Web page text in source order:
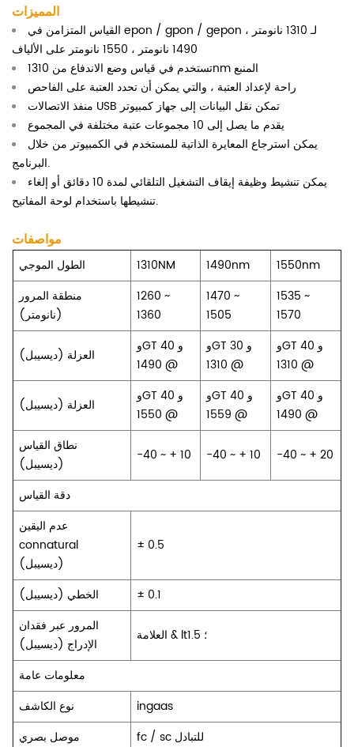
المميزات
القياس المتزامن في epon / gpon / gepon لـ 1310 نانومتر ،
1490 نانومتر ، 1550 نانومتر على الألياف
تستخدم في قياس وضع الاندفاع من 1310nm المنبع
راحة لإعداد العتبة ، والتي يمكن أن تحدد العتبة على الفاحص
منفذ الاتصالات USB تمكن نقل البيانات إلى جهاز كمبيوتر
يقدم ما يصل إلى 10 مجموعات عتبة مختلفة في المجموع
يمكن استرجاع المعايرة الذاتية للمستخدم في الكمبيوتر من خلال
البرنامج.
يمكن تنشيط وظيفة إيقاف التشغيل التلقائي لمدة 10 دقائق أو إلغاء
تنشيطها باستخدام لوحة المفاتيح.
مواصفات
الطول الموجي 1310NM 1490nm
1550nm
منطقة المرور
(نانومتر)
1260 ~
1360
1470 ~
1505
1535 ~
1570
العزلة (ديسيبل)
وGT و 40
@ 1490
وGT و 30
@ 1310
وGT و 40
@ 1310
العزلة (ديسيبل)
وGT و 40
@ 1550
وGT و 40
@ 1559
وGT و 40
@ 1490
نطاق القياس
(ديسيبل)
-40 ~ + 10 -40 ~ + 10 -40 ~ + 20
دقة القياس
عدم اليقين
connatural
(ديسيبل)
± 0.5
الخطي (ديسيبل)
± 0.1
المرور عبر فقدان
الإدراج (ديسيبل)
العلامة & lt؛ 1.5
معلومات عامة
نوع الكاشف
ingaas
موصل بصري
fc / sc للتبادل